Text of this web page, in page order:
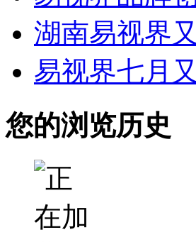
湖南易视界
易视界七月
您的浏览历史